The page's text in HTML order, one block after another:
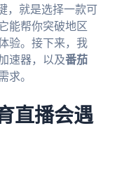
，就是选择一款可
能帮你突破地区
验。接下来，我
速器，以及番茄
求。
直播会遇